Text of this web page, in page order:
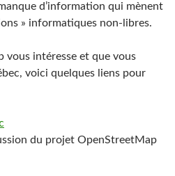
d’information qui mènent
» informatiques non-libres.
vous intéresse et que vous
voici quelques liens pour
du projet OpenStreetMap